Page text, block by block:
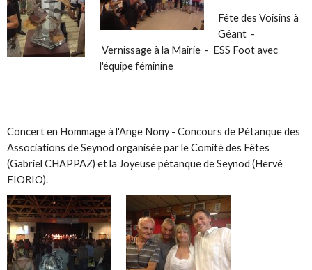
Fête des Voisins à
Géant -
Vernissage à la Mairie - ESS Foot avec
l'équipe féminine
Concert en Hommage à l'Ange Nony - Concours de Pétanque des
Associations de Seynod organisée par le Comité des Fêtes
(Gabriel CHAPPAZ) et la Joyeuse pétanque de Seynod (Hervé
FIORIO).